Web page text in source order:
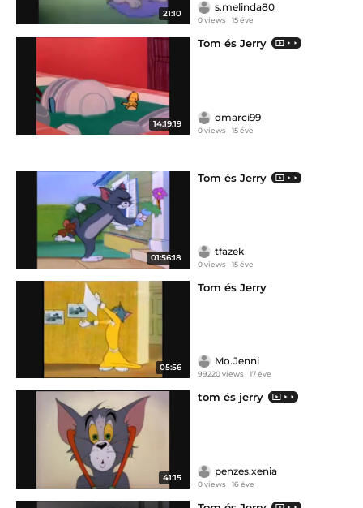
21:10
s.melinda80
0 views 15 éve
14:19:19
Tom és Jerry
dmarci99
0 views 15 éve
01:56:18
Tom és Jerry
tfazek
0 views 15 éve
05:56
Tom és Jerry
Mo.Jenni
99220 views 17 éve
41:15
tom és jerry
penzes.xenia
0 views 16 éve